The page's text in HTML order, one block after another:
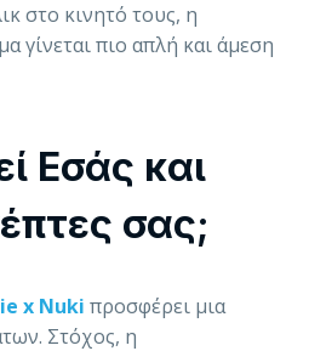
στο κινητό τους, η
γίνεται πιο απλή και άμεση
Εσάς και
σας;
x Nuki προσφέρει μια
Στόχος, η